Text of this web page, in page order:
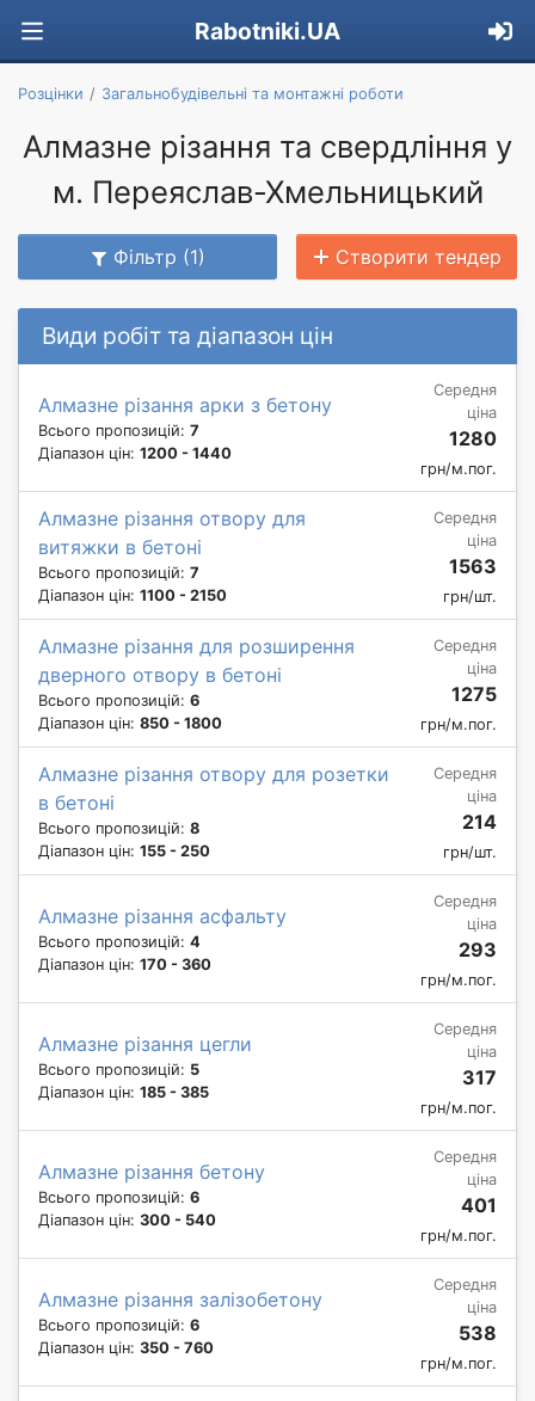
Rabotniki.UA
Розцінки Загальнобудівельні та монтажні роботи
Алмазне різання та свердління у
м. Переяслав-Хмельницький
Фільтр (1) Створити тендер
Види робіт та діапазон цін
Алмазне різання арки з бетону
Всього пропозицій: 7
Діапазон цін: 1200 - 1440
Середня
ціна
1280
грн/м.пог.
Алмазне різання отвору для
витяжки в бетоні
Всього пропозицій: 7
Діапазон цін: 1100 - 2150
Середня
ціна
1563
грн/шт.
Алмазне різання для розширення
дверного отвору в бетоні
Всього пропозицій: 6
Діапазон цін: 850 - 1800
Середня
ціна
1275
грн/м.пог.
Алмазне різання отвору для розетки
в бетоні
Всього пропозицій: 8
Діапазон цін: 155 - 250
Середня
ціна
214
грн/шт.
Алмазне різання асфальту
Всього пропозицій: 4
Діапазон цін: 170 - 360
Середня
ціна
293
грн/м.пог.
Алмазне різання цегли
Всього пропозицій: 5
Діапазон цін: 185 - 385
Середня
ціна
317
грн/м.пог.
Алмазне різання бетону
Всього пропозицій: 6
Діапазон цін: 300 - 540
Середня
ціна
401
грн/м.пог.
Алмазне різання залізобетону
Всього пропозицій: 6
Діапазон цін: 350 - 760
Середня
ціна
538
грн/м.пог.